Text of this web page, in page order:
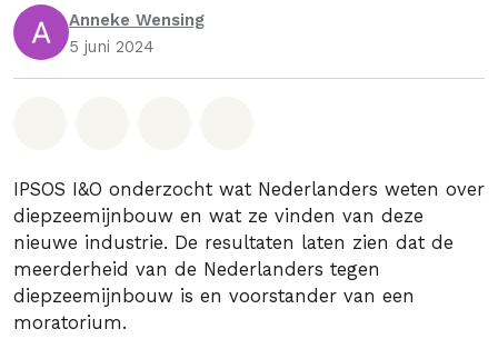
Anneke Wensing
5 juni 2024
IPSOS I&O onderzocht wat Nederlanders weten over
diepzeemijnbouw en wat ze vinden van deze
nieuwe industrie. De resultaten laten zien dat de
meerderheid van de Nederlanders tegen
diepzeemijnbouw is en voorstander van een
moratorium.